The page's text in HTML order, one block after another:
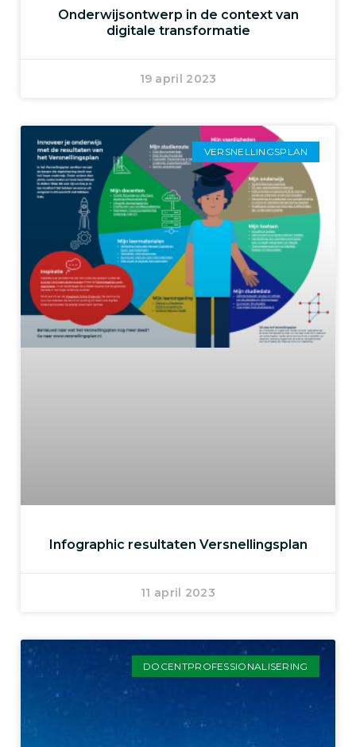
Onderwijsontwerp in de context van
digitale transformatie
19 april 2023
VERSNELLINGSPLAN
Infographic resultaten Versnellingsplan
11 april 2023
DOCENTPROFESSIONALISERING